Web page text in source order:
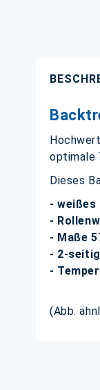
optimale
Dieses
- weißes
-
- Maße
- 2-
-
(Abb.